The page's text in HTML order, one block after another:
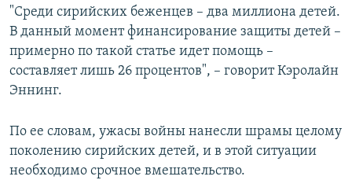
"Среди сирийских беженцев – два миллиона детей.
В данный момент финансирование защиты детей –
примерно по такой статье идет помощь –
составляет лишь 26 процентов", – говорит Кэролайн
Эннинг.
По ее словам, ужасы войны нанесли шрамы целому
поколению сирийских детей, и в этой ситуации
необходимо срочное вмешательство.